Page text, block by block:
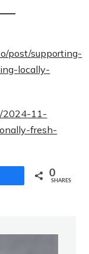
post/supporting-
locally-
2024-11-
fresh-
0
SHARES